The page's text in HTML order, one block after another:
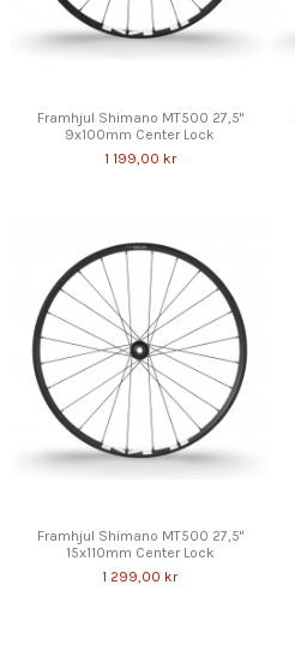
Framhjul Shimano MT500 27,5"
9x100mm Center Lock
1 199,00 kr
Framhjul Shimano MT500 27,5"
15x110mm Center Lock
1 299,00 kr